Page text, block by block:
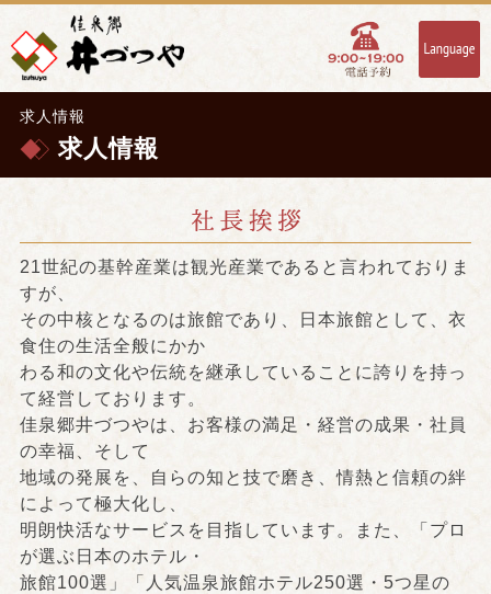
求人情報
求人情報
21世紀の基幹産業は観光産業であると言われておりま
すが、
その中核となるのは旅館であり、日本旅館として、衣
食住の生活全般にかか
わる和の文化や伝統を継承していることに誇りを持っ
て経営しております。
佳泉郷井づつやは、お客様の満足・経営の成果・社員
の幸福、そして
地域の発展を、自らの知と技で磨き、情熱と信頼の絆
によって極大化し、
明朗快活なサービスを目指しています。また、「プロ
が選ぶ日本のホテル・
旅館100選」「人気温泉旅館ホテル250選・5つ星の